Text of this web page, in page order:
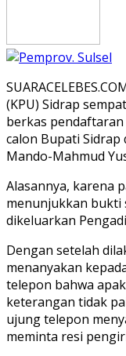
(KPU) Sidrap
berkas
calon Bupati Sidrap
Mando-Mahmud
Alasannya, karena
menunjukkan
dikeluarkan
Dengan setelah
menanyakan
telepon bahwa
keterangan tidak
ujung telepon
meminta resi